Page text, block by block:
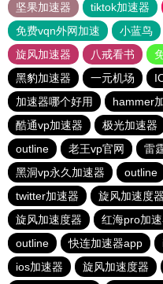
坚果加速器
tiktok加速器
免费vqn外网加速
小蓝鸟
旋风加速器
八戒看书
黑豹加速器
一元机场
加速器哪个好用
hammer
酷通vp加速器
极光加速器
outline
老王vp官网 雷
黑洞vp永久加速器
outline
twitter加速器
旋风加速度器
旋风加速度器
红海pro加
outline
快连加速器app
ios加速器
旋风加速度器